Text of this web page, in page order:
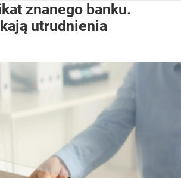
znanego banku.
utrudnienia